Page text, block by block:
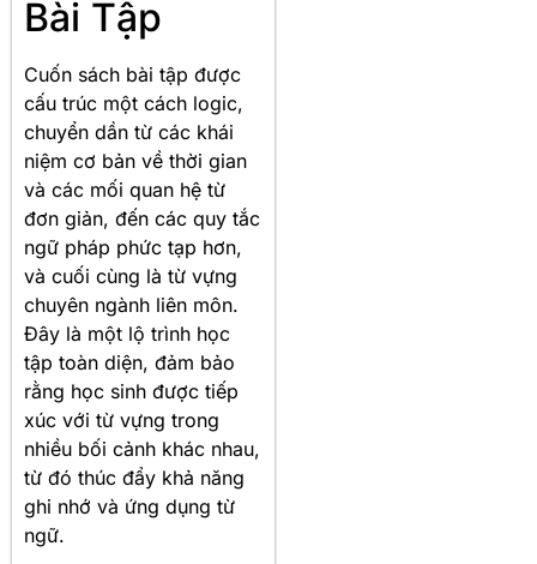
Bài Tập
Cuốn sách bài tập được
cấu trúc một cách logic,
chuyển dần từ các khái
niệm cơ bản về thời gian
và các mối quan hệ từ
đơn giản, đến các quy tắc
ngữ pháp phức tạp hơn,
và cuối cùng là từ vựng
chuyên ngành liên môn.
Đây là một lộ trình học
tập toàn diện, đảm bảo
rằng học sinh được tiếp
xúc với từ vựng trong
nhiều bối cảnh khác nhau,
từ đó thúc đẩy khả năng
ghi nhớ và ứng dụng từ
ngữ.